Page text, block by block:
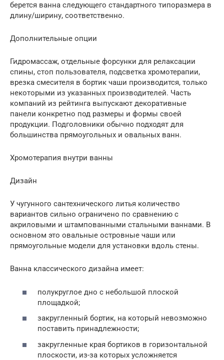
берется ванна следующего стандартного типоразмера в
длину/ширину, соответственно.
Дополнительные опции
Гидромассаж, отдельные форсунки для релаксации
спины, стоп пользователя, подсветка хромотерапии,
врезка смесителя в бортик чаши производится, только
некоторыми из указанных производителей. Часть
компаний из рейтинга выпускают декоративные
панели конкретно под размеры и формы своей
продукции. Подголовники обычно подходят для
большинства прямоугольных и овальных ванн.
Хромотерапия внутри ванны
Дизайн
У чугунного сантехнического литья количество
вариантов сильно ограничено по сравнению с
акриловыми и штампованными стальными ваннами. В
основном это овальные островные чаши или
прямоугольные модели для установки вдоль стены.
Ванна классического дизайна имеет:
полукруглое дно с небольшой плоской
площадкой;
закругленный бортик, на который невозможно
поставить принадлежности;
закругленные края бортиков в горизонтальной
плоскости, из-за которых усложняется